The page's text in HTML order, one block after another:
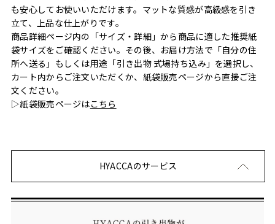
も安心してお使いいただけます。マットな質感が高級感を引き
立て、上品な仕上がりです。
商品詳細ページ内の「サイズ・詳細」から商品に適した推奨紙
袋サイズをご確認ください。その後、お届け方法で「自分の住
所へ送る」もしくは用途「引き出物 式場持ち込み」を選択し、
カート内からご注文いただくか、紙袋販売ページから直接ご注
文ください。
▷紙袋販売ページはこちら
HYACCAのサービス